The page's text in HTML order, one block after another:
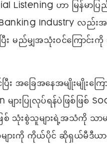
Listening ဟာ မြန်မာပြ
Industry လည်းအ
း မည်မျှအသုံးဝင်ကြောင်
း အခြေအနေအမျိုးမျိုးကြ
များပြုလုပ်ရန်ပဲဖြစ်ဖြစ်
ဖြစ် သုံးစွဲသူများရဲ့အသံကို
ျားကို ကိုယ်ပိုင် ဆိုရှယ်မီဒီယာစ